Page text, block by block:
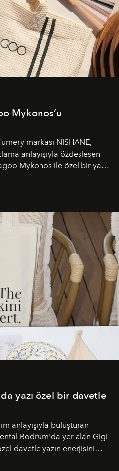
Mykonos’u
markası NISHANE,
anlayışıyla özdeşleşen
Mykonos ile özel bir yaz
Tagoo’daki varlığını
bir deneyime dönüştürüyor.
yazı özel bir davetle
anlayışıyla buluşturan
Bodrum'da yer alan Gigi
davetle yazın enerjisini